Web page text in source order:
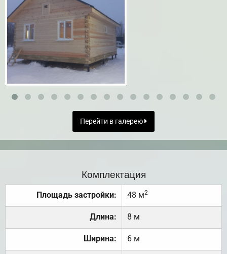
Перейти в галерею
Комплектация
Площадь застройки: 48 м2
Длина: 8 м
Ширина: 6 м